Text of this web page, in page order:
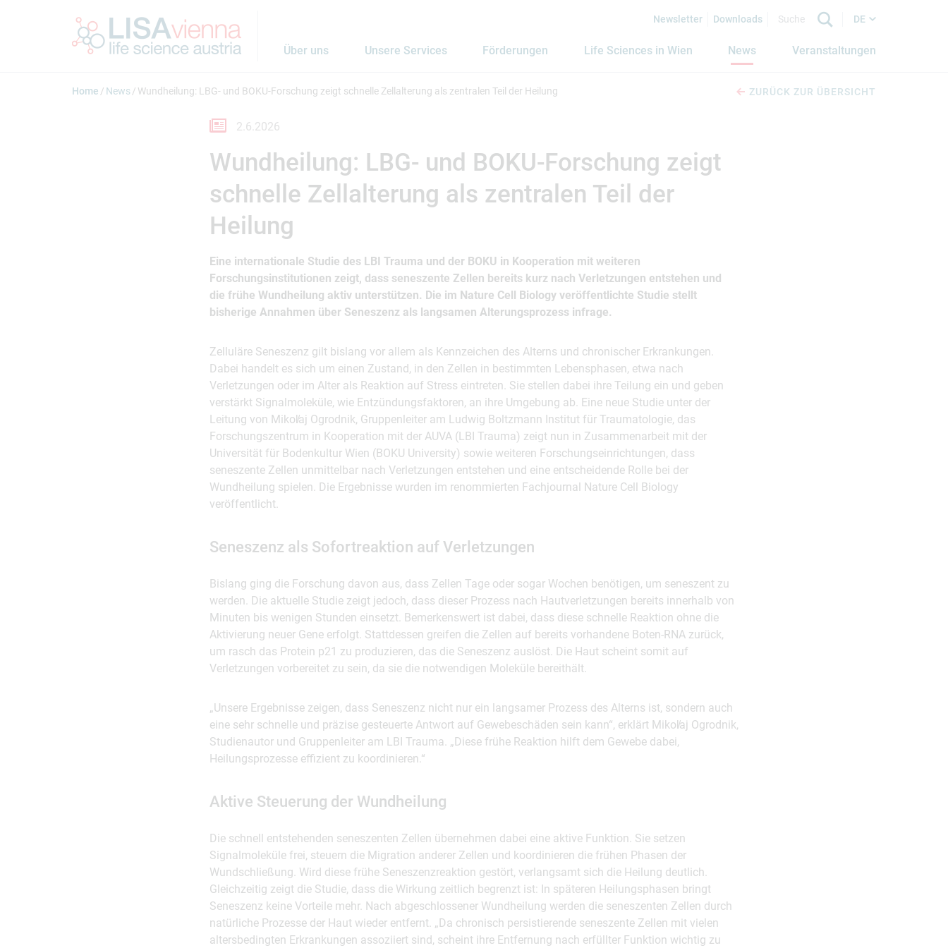
Newsletter Downloads DE
Über uns Unsere Services Förderungen Life Sciences in Wien News Veranstaltungen
Home News Wundheilung: LBG- und BOKU-Forschung zeigt schnelle Zellalterung als zentralen Teil der Heilung ZURÜCK ZUR ÜBERSICHT
2.6.2026
Wundheilung: LBG- und BOKU-Forschung zeigt
schnelle Zellalterung als zentralen Teil der
Heilung
Eine internationale Studie des LBI Trauma und der BOKU in Kooperation mit weiteren
Forschungsinstitutionen zeigt, dass seneszente Zellen bereits kurz nach Verletzungen entstehen und
die frühe Wundheilung aktiv unterstützen. Die im Nature Cell Biology veröffentlichte Studie stellt
bisherige Annahmen über Seneszenz als langsamen Alterungsprozess infrage.
Zelluläre Seneszenz gilt bislang vor allem als Kennzeichen des Alterns und chronischer Erkrankungen.
Dabei handelt es sich um einen Zustand, in den Zellen in bestimmten Lebensphasen, etwa nach
Verletzungen oder im Alter als Reaktion auf Stress eintreten. Sie stellen dabei ihre Teilung ein und geben
verstärkt Signalmoleküle, wie Entzündungsfaktoren, an ihre Umgebung ab. Eine neue Studie unter der
Leitung von Mikol̸aj Ogrodnik, Gruppenleiter am Ludwig Boltzmann Institut für Traumatologie, das
Forschungszentrum in Kooperation mit der AUVA (LBI Trauma) zeigt nun in Zusammenarbeit mit der
Universität für Bodenkultur Wien (BOKU University) sowie weiteren Forschungseinrichtungen, dass
seneszente Zellen unmittelbar nach Verletzungen entstehen und eine entscheidende Rolle bei der
Wundheilung spielen. Die Ergebnisse wurden im renommierten Fachjournal Nature Cell Biology
veröffentlicht.
Seneszenz als Sofortreaktion auf Verletzungen
Bislang ging die Forschung davon aus, dass Zellen Tage oder sogar Wochen benötigen, um seneszent zu
werden. Die aktuelle Studie zeigt jedoch, dass dieser Prozess nach Hautverletzungen bereits innerhalb von
Minuten bis wenigen Stunden einsetzt. Bemerkenswert ist dabei, dass diese schnelle Reaktion ohne die
Aktivierung neuer Gene erfolgt. Stattdessen greifen die Zellen auf bereits vorhandene Boten-RNA zurück,
um rasch das Protein p21 zu produzieren, das die Seneszenz auslöst. Die Haut scheint somit auf
Verletzungen vorbereitet zu sein, da sie die notwendigen Moleküle bereithält.
„Unsere Ergebnisse zeigen, dass Seneszenz nicht nur ein langsamer Prozess des Alterns ist, sondern auch
eine sehr schnelle und präzise gesteuerte Antwort auf Gewebeschäden sein kann“, erklärt Mikol̸aj Ogrodnik,
Studienautor und Gruppenleiter am LBI Trauma. „Diese frühe Reaktion hilft dem Gewebe dabei,
Heilungsprozesse effizient zu koordinieren.“
Aktive Steuerung der Wundheilung
Die schnell entstehenden seneszenten Zellen übernehmen dabei eine aktive Funktion. Sie setzen
Signalmoleküle frei, steuern die Migration anderer Zellen und koordinieren die frühen Phasen der
Wundschließung. Wird diese frühe Seneszenzreaktion gestört, verlangsamt sich die Heilung deutlich.
Gleichzeitig zeigt die Studie, dass die Wirkung zeitlich begrenzt ist: In späteren Heilungsphasen bringt
Seneszenz keine Vorteile mehr. Nach abgeschlossener Wundheilung werden die seneszenten Zellen durch
natürliche Prozesse der Haut wieder entfernt. „Da chronisch persistierende seneszente Zellen mit vielen
altersbedingten Erkrankungen assoziiert sind, scheint ihre Entfernung nach erfüllter Funktion wichtig zu